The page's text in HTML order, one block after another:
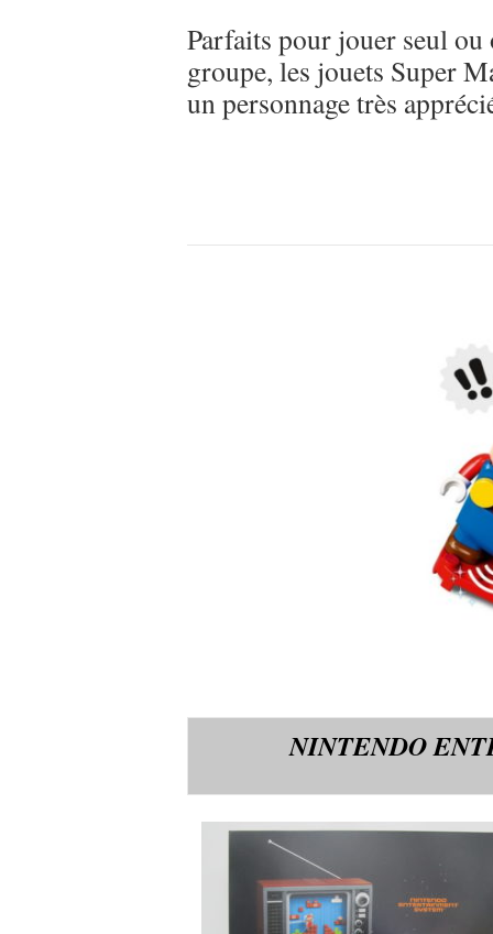
Parfaits pour jouer seul
groupe, les jouets Super
un personnage très
NINTENDO